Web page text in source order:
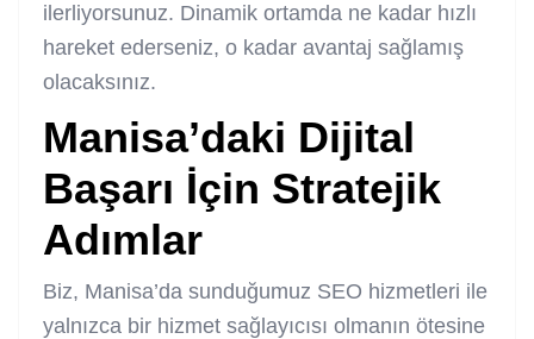
ilerliyorsunuz. Dinamik ortamda ne kadar hızlı
hareket ederseniz, o kadar avantaj sağlamış
olacaksınız.
Manisa’daki Dijital
Başarı İçin Stratejik
Adımlar
Biz, Manisa’da sunduğumuz SEO hizmetleri ile
yalnızca bir hizmet sağlayıcısı olmanın ötesine